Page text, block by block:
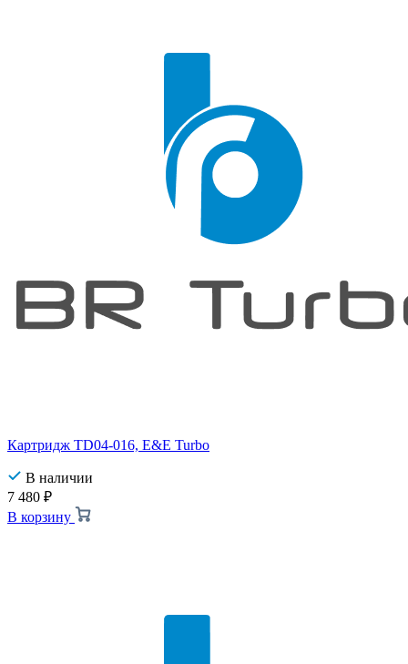
Картридж TD04-016, E&E Turbo
В наличии
7 480 ₽
В корзину